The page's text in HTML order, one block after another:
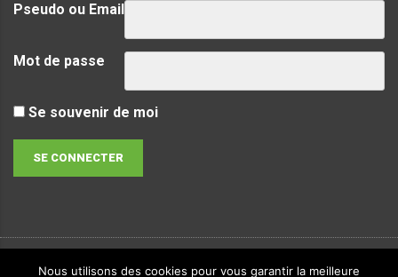
Pseudo ou Email
Mot de passe
Se souvenir de moi
Nous utilisons des cookies pour vous garantir la meilleure